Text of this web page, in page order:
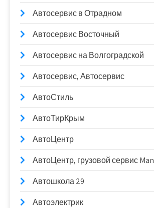
Автосервис в Отрадном
Автосервис Восточный
Автосервис на Волгоградской
Автосервис, Автосервис
АвтоСтиль
АвтоТирКрым
АвтоЦентр
АвтоЦентр, грузовой сервис Man
Автошкола 29
Автоэлектрик